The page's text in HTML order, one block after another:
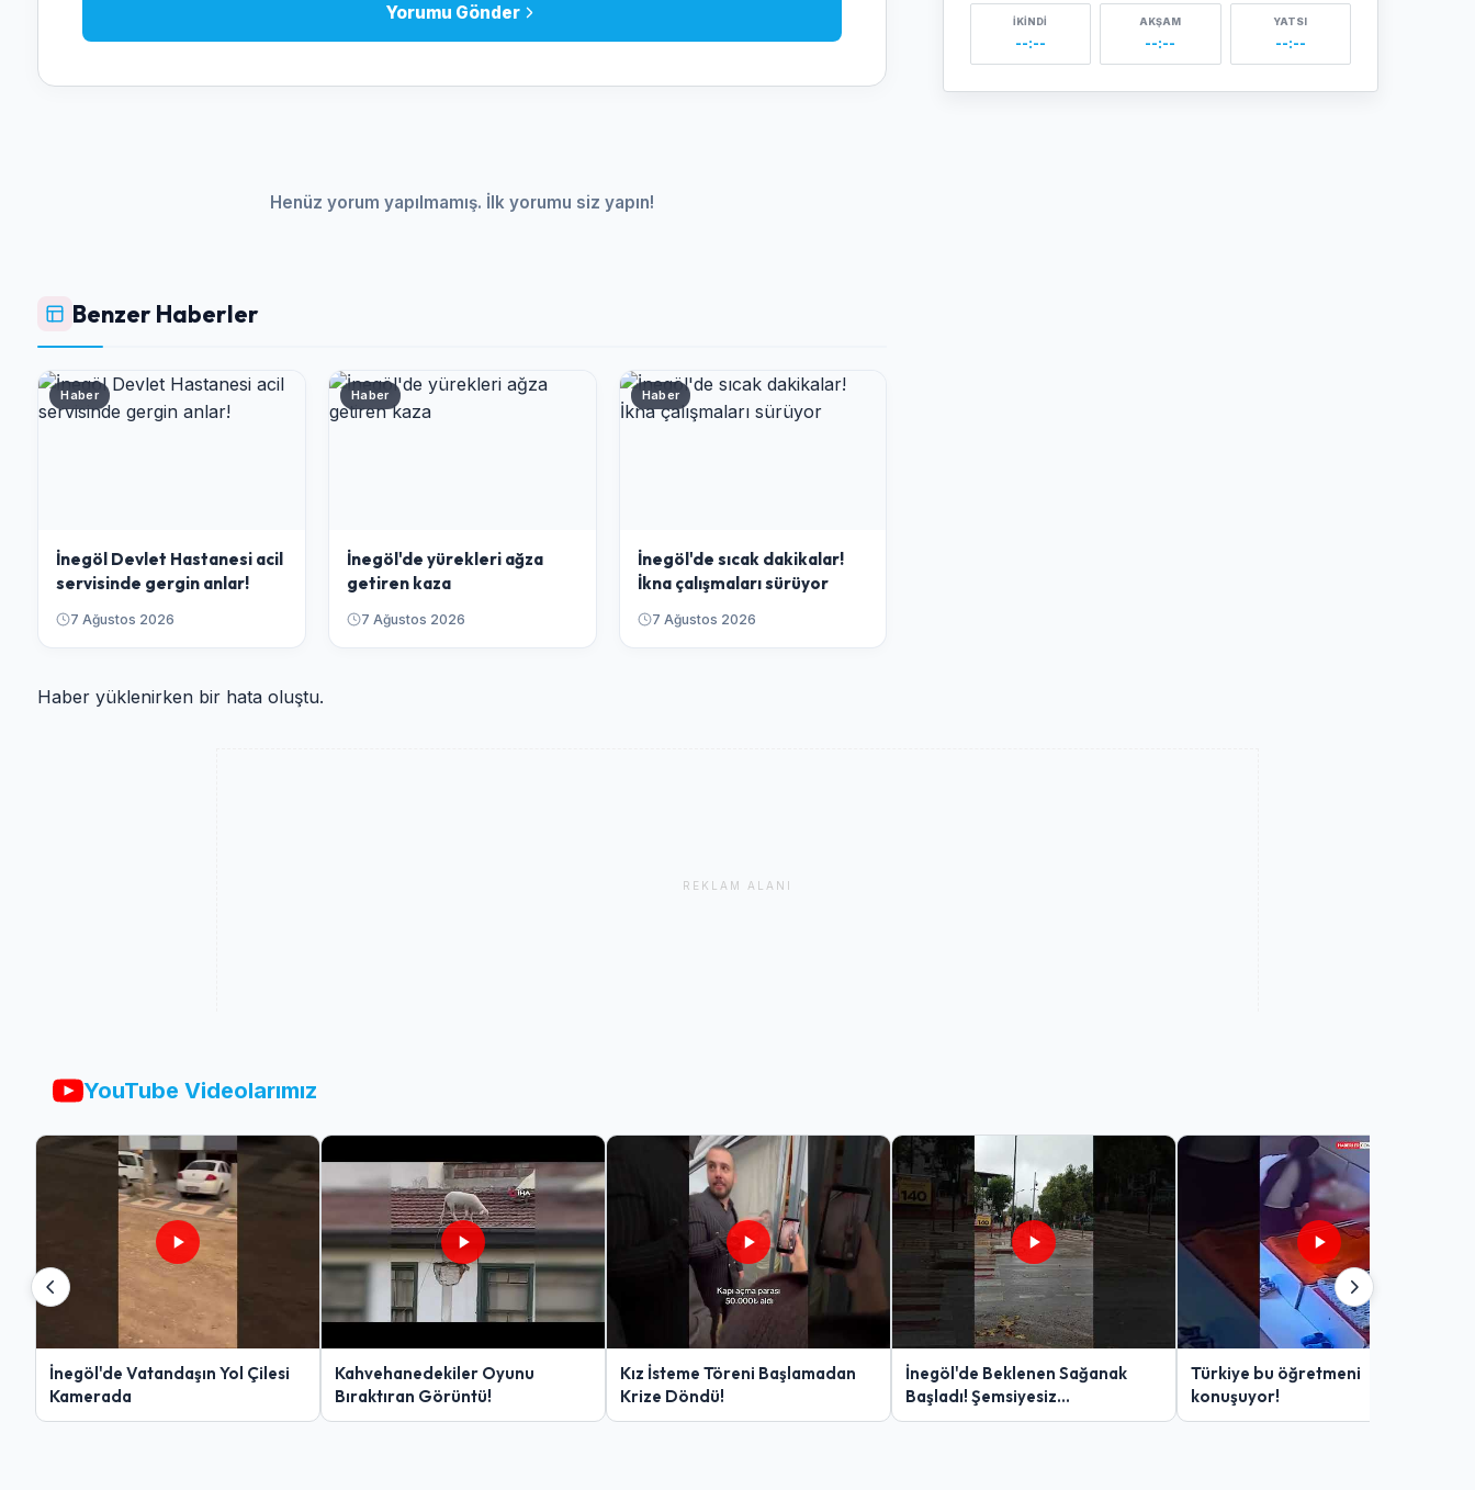
Yorumu Gönder
Henüz yorum yapılmamış. İlk yorumu siz yapın!
Benzer Haberler
Haber
İnegöl Devlet Hastanesi acil
servisinde gergin anlar!
7 Ağustos 2026
Haber
İnegöl'de yürekleri ağza
getiren kaza
7 Ağustos 2026
Haber
İnegöl'de sıcak dakikalar!
İkna çalışmaları sürüyor
7 Ağustos 2026
Haber yüklenirken bir hata oluştu.
İKINDI
--:--
AKŞAM
--:--
YATSI
--:--
REKLAM ALANI
YouTube Videolarımız
İnegöl'de Vatandaşın Yol Çilesi
Kamerada
Kahvehanedekiler Oyunu
Bıraktıran Görüntü!
Kız İsteme Töreni Başlamadan
Krize Döndü!
İnegöl'de Beklenen Sağanak
Başladı! Şemsiyesiz
Yakalananlar Zor Anlar Yaşadı
Türkiye bu öğretmeni
konuşuyor!